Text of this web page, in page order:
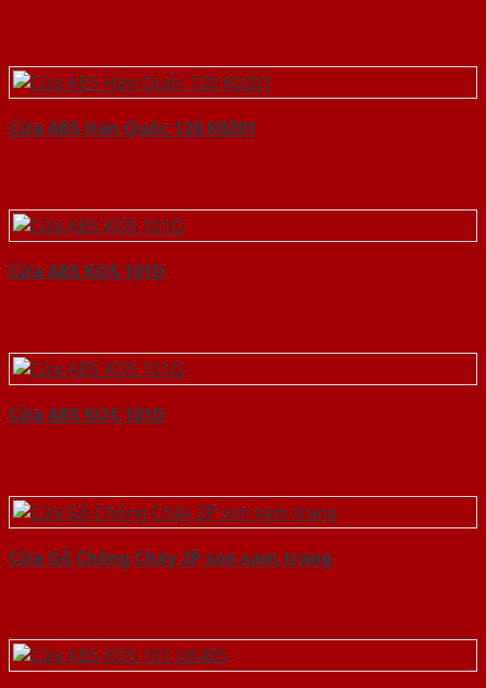
Cửa ABS Hàn Quốc 120 K0201
Cửa ABS KOS 101D
Cửa ABS KOS 101D
Cửa Gỗ Chống Cháy 2P son xam trang